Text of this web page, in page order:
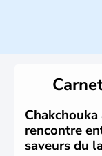
Histoire et
près de la moitié
l’une des fiertés
l’ouest. Le
plus appréciés.
rencontre
saveurs du